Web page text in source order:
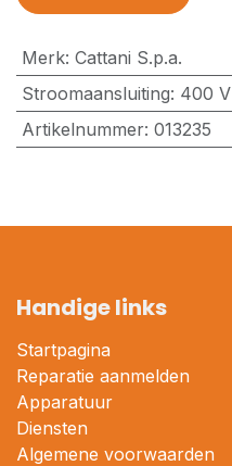
Merk: Cattani S.p.a.
Stroomaansluiting: 400 V
Artikelnummer: 013235
Handige links
Startpagina
Reparatie aanmelden
Apparatuur
Diensten
Algemene voorwaarden